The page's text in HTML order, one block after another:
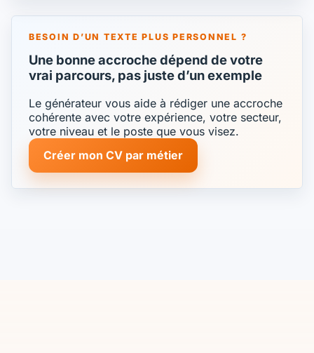
BESOIN D’UN TEXTE PLUS PERSONNEL ?
Une bonne accroche dépend de votre
vrai parcours, pas juste d’un exemple
Le générateur vous aide à rédiger une accroche
cohérente avec votre expérience, votre secteur,
votre niveau et le poste que vous visez.
Créer mon CV par métier